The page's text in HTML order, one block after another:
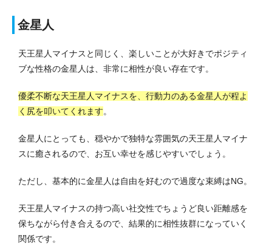
金星人
天王星人マイナスと同じく、楽しいことが大好きでポジティ
ブな性格の金星人は、非常に相性が良い存在です。
優柔不断な天王星人マイナスを、行動力のある金星人が程よ
く尻を叩いてくれます。
金星人にとっても、穏やかで独特な雰囲気の天王星人マイナ
スに癒されるので、お互い幸せを感じやすいでしょう。
ただし、基本的に金星人は自由を好むので過度な束縛はNG。
天王星人マイナスの持つ高い社交性でちょうど良い距離感を
保ちながら付き合えるので、結果的に相性抜群になっていく
関係です。